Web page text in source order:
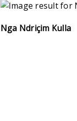
Nga Ndriçim Kulla